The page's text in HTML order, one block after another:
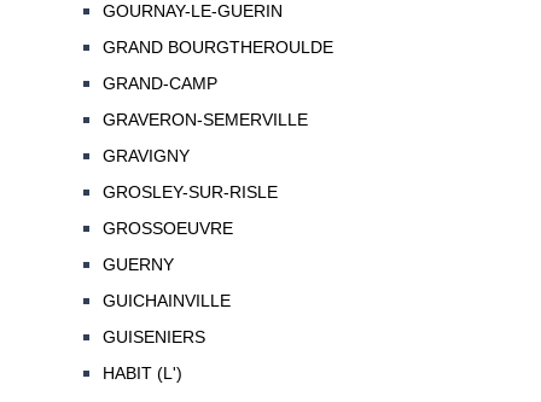
GOURNAY-LE-GUERIN
GRAND BOURGTHEROULDE
GRAND-CAMP
GRAVERON-SEMERVILLE
GRAVIGNY
GROSLEY-SUR-RISLE
GROSSOEUVRE
GUERNY
GUICHAINVILLE
GUISENIERS
HABIT (L')